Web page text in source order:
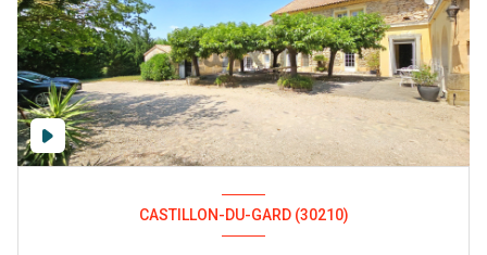
CASTILLON-DU-GARD (30210)